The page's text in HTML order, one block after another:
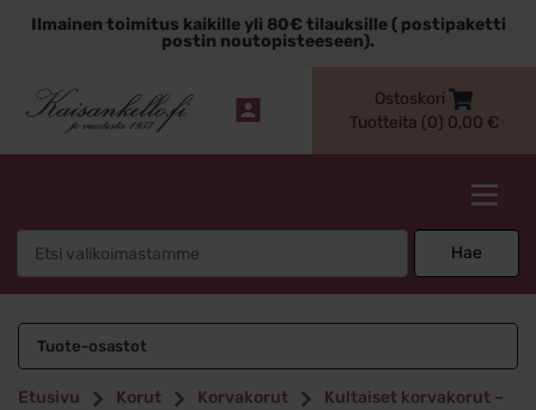
sisältöönIlmainen toimitus kaikille yli 80€ tilauksille ( postipaketti
postin noutopisteeseen).
Ostoskori
Tuotteita (0) 0,00 €
Hae
Tuote-osastot
Etusivu Korut Korvakorut
Kultaiset korvakorut –